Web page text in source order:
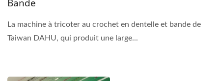
Bande
La machine à tricoter au crochet en dentelle et bande de
Taiwan DAHU, qui produit une large...